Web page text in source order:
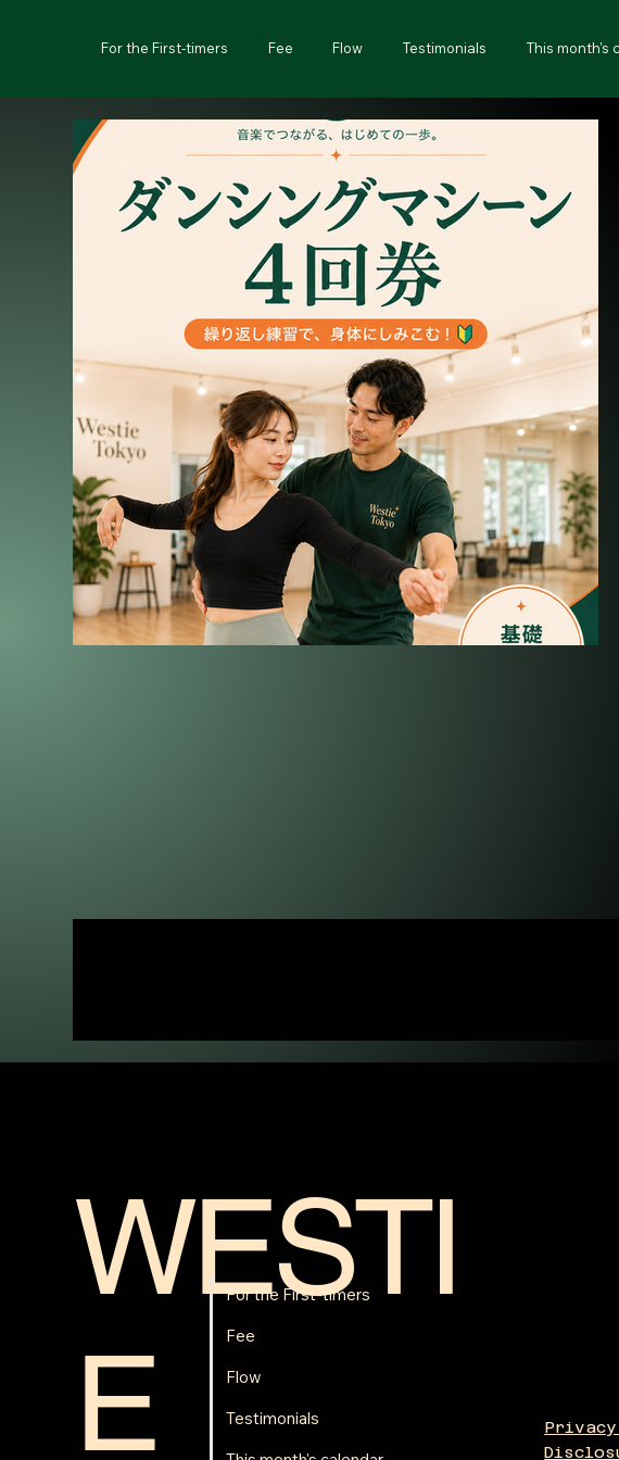
For the First-timers Fee Flow Testimonials This month's
WESTI
E
For the First-timers
Fee
Flow
Testimonials